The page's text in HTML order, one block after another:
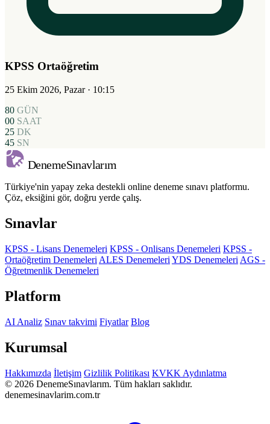
KPSS Ortaöğretim
25 Ekim 2026, Pazar · 10:15
80 GÜN
00 SAAT
25 DK
44 SN
DenemeSınavlarım
Türkiye'nin yapay zeka destekli online deneme sınavı platformu.
Çöz, eksiğini gör, doğru yerde çalış.
Sınavlar
KPSS - Lisans Denemeleri KPSS - Onlisans Denemeleri KPSS -
Ortaöğretim Denemeleri ALES Denemeleri YDS Denemeleri AGS -
Öğretmenlik Denemeleri
Platform
AI Analiz Sınav takvimi Fiyatlar Blog
Kurumsal
Hakkımızda İletişim Gizlilik Politikası KVKK Aydınlatma
© 2026 DenemeSınavlarım. Tüm hakları saklıdır.
denemesinavlarim.com.tr